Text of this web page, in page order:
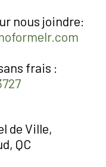
nous joindre:
frais :
de Ville,
QC